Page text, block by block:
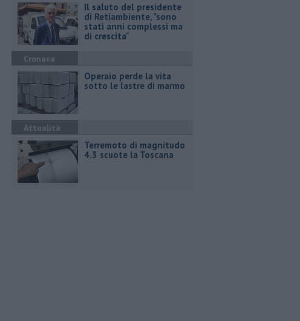
Il saluto del presidente
di Retiambiente, "sono
stati anni complessi ma
di crescita"
Cronaca
Operaio perde la vita
sotto le lastre di marmo
Attualità
Terremoto di magnitudo
4.3 scuote la Toscana